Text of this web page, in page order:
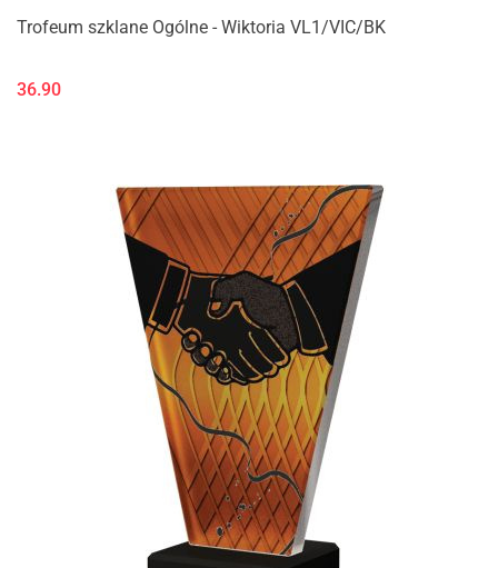
Trofeum szklane Ogólne - Wiktoria VL1/VIC/BK
36.90